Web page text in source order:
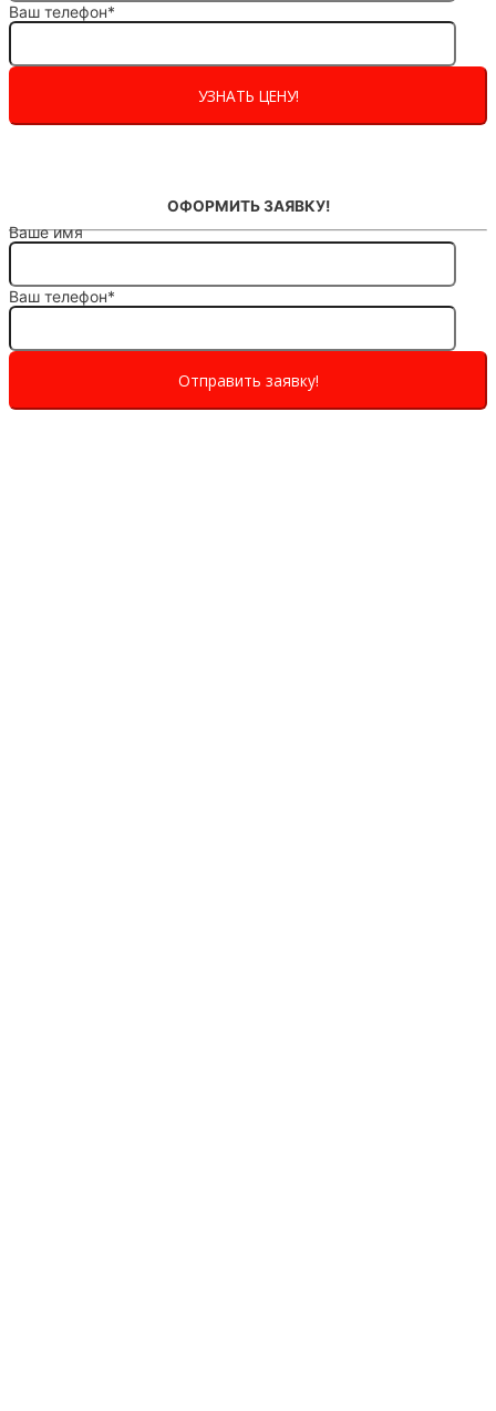
Ваш телефон*
ОФОРМИТЬ ЗАЯВКУ!
Ваше имя
Ваш телефон*